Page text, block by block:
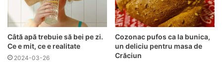
Câtă apă trebuie să bei pe zi.
Ce e mit, ce e realitate
2024-03-26
Cozonac pufos ca la bunica,
un deliciu pentru masa de
Crăciun